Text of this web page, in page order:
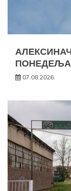
07.08.2026.